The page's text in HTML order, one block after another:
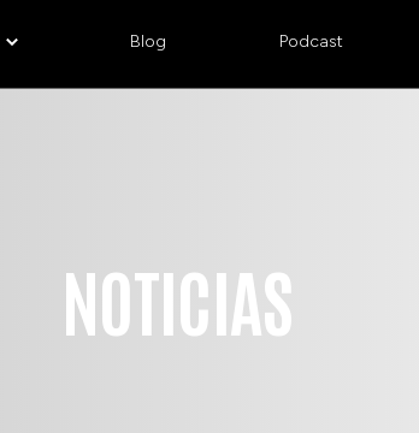
Blog Podcast
NOTICIAS